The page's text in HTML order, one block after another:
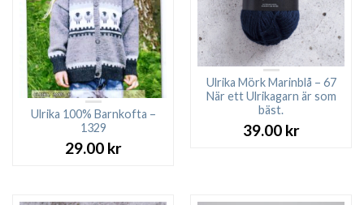
Ulrika 100% Barnkofta –
1329
29.00 kr
Ulrika Mörk Marinblå – 67
När ett Ulrikagarn är som
bäst.
39.00 kr